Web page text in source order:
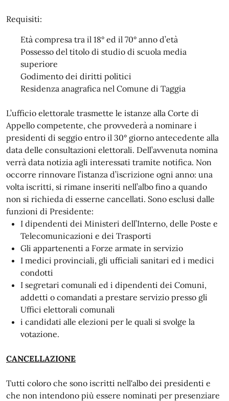
Requisiti:
Età compresa tra il 18° ed il 70° anno d’età
Possesso del titolo di studio di scuola media
superiore
Godimento dei diritti politici
Residenza anagrafica nel Comune di Taggia
L’ufficio elettorale trasmette le istanze alla Corte di
Appello competente, che provvederà a nominare i
presidenti di seggio entro il 30° giorno antecedente alla
data delle consultazioni elettorali. Dell’avvenuta nomina
verrà data notizia agli interessati tramite notifica. Non
occorre rinnovare l’istanza d’iscrizione ogni anno: una
volta iscritti, si rimane inseriti nell’albo fino a quando
non si richieda di esserne cancellati. Sono esclusi dalle
funzioni di Presidente:
I dipendenti dei Ministeri dell’Interno, delle Poste e
Telecomunicazioni e dei Trasporti
Gli appartenenti a Forze armate in servizio
I medici provinciali, gli ufficiali sanitari ed i medici
condotti
I segretari comunali ed i dipendenti dei Comuni,
addetti o comandati a prestare servizio presso gli
Uffici elettorali comunali
i candidati alle elezioni per le quali si svolge la
votazione.
CANCELLAZIONE
Tutti coloro che sono iscritti nell'albo dei presidenti e
che non intendono più essere nominati per presenziare